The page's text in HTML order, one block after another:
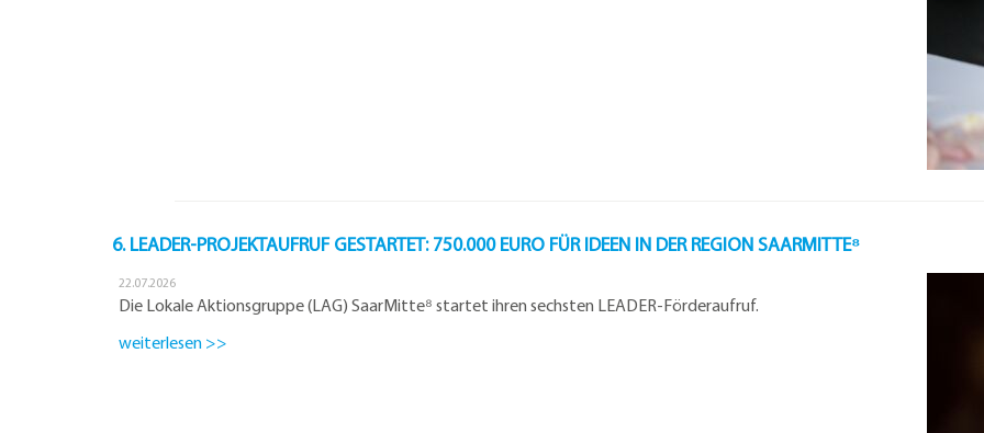
6. LEADER-PROJEKTAUFRUF GESTARTET: 750.000 EURO FÜR IDEEN IN DER REGION SAARMITTE⁸
22.07.2026
Die Lokale Aktionsgruppe (LAG) SaarMitte⁸ startet ihren sechsten LEADER-Förderaufruf.
weiterlesen >>